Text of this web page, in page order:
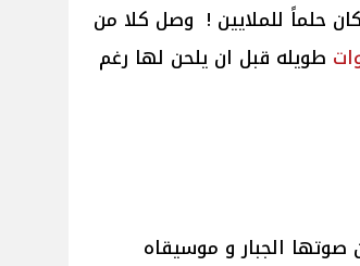
حلماً للملايين ! وصل كلا من
طويله قبل ان يلحن لها رغم
الجبار و موسيقاه